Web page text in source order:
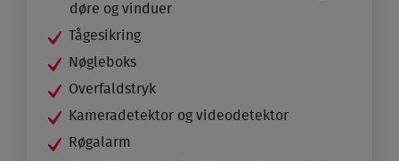
døre og vinduer
Tågesikring
Nøgleboks
Overfaldstryk
Kameradetektor og videodetektor
Røgalarm